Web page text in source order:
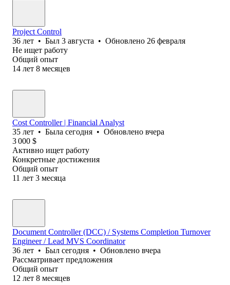
Project Control
36 лет • Был 3 августа • Обновлено 26 февраля
Не ищет работу
Общий опыт
14 лет 8 месяцев
Cost Controller | Financial Analyst
35 лет • Была сегодня • Обновлено вчера
3 000 $
Активно ищет работу
Конкретные достижения
Общий опыт
11 лет 3 месяца
Document Controller (DCC) / Systems Completion Turnover
Engineer / Lead MVS Coordinator
36 лет • Был сегодня • Обновлено вчера
Рассматривает предложения
Общий опыт
12 лет 8 месяцев